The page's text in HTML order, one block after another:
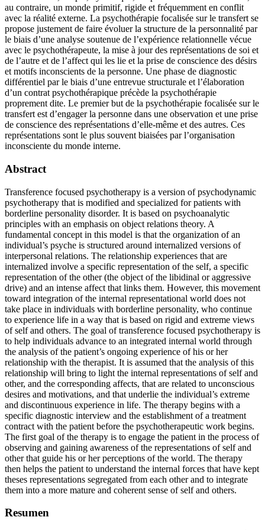
au contraire, un monde primitif, rigide et fréquemment en conflit
avec la réalité externe. La psychothérapie focalisée sur le transfert se
propose justement de faire évoluer la structure de la personnalité par
le biais d’une analyse soutenue de l’expérience relationnelle vécue
avec le psychothérapeute, la mise à jour des représentations de soi et
de l’autre et de l’affect qui les lie et la prise de conscience des désirs
et motifs inconscients de la personne. Une phase de diagnostic
différentiel par le biais d’une entrevue structurale et l’élaboration
d’un contrat psychothérapique précède la psychothérapie
proprement dite. Le premier but de la psychothérapie focalisée sur le
transfert est d’engager la personne dans une observation et une prise
de conscience des représentations d’elle-même et des autres. Ces
représentations sont le plus souvent biaisées par l’organisation
inconsciente du monde interne.
Abstract
Transference focused psychotherapy is a version of psychodynamic
psychotherapy that is modified and specialized for patients with
borderline personality disorder. It is based on psychoanalytic
principles with an emphasis on object relations theory. A
fundamental concept in this model is that the organization of an
individual’s psyche is structured around internalized versions of
interpersonal relations. The relationship experiences that are
internalized involve a specific representation of the self, a specific
representation of the other (the object of the libidinal or aggressive
drive) and an intense affect that links them. However, this movement
toward integration of the internal representational world does not
take place in individuals with borderline personality, who continue
to experience life in a way that is based on rigid and extreme views
of self and others. The goal of transference focused psychotherapy is
to help individuals advance to an integrated internal world through
the analysis of the patient’s ongoing experience of his or her
relationship with the therapist. It is assumed that the analysis of this
relationship will bring to light the internal representations of self and
other, and the corresponding affects, that are related to unconscious
desires and motivations, and that underlie the individual’s extreme
and discontinuous experience in life. The therapy begins with a
specific diagnostic interview and the establishment of a treatment
contract with the patient before the psychotherapeutic work begins.
The first goal of the therapy is to engage the patient in the process of
observing and gaining awareness of the representations of self and
other that guide his or her perceptions of the world. The therapy
then helps the patient to understand the internal forces that have kept
theses representations segregated from each other and to integrate
them into a more mature and coherent sense of self and others.
Resumen